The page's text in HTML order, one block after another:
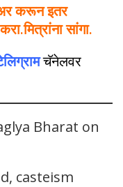
करून इतर
सांगा.
चॅनेलवर
Bharat on
casteism